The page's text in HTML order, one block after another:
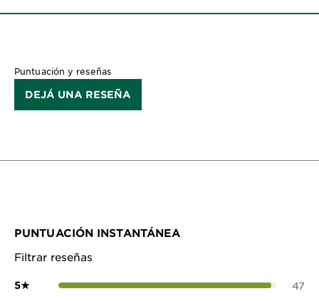
Puntuación y reseñas
DEJÁ UNA RESEÑA
PUNTUACIÓN INSTANTÁNEA
Filtrar reseñas
5★ 47